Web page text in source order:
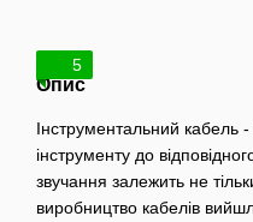
5
Опис
Інструментальний кабель
інструменту до
звучання залежить не
виробництво кабелів